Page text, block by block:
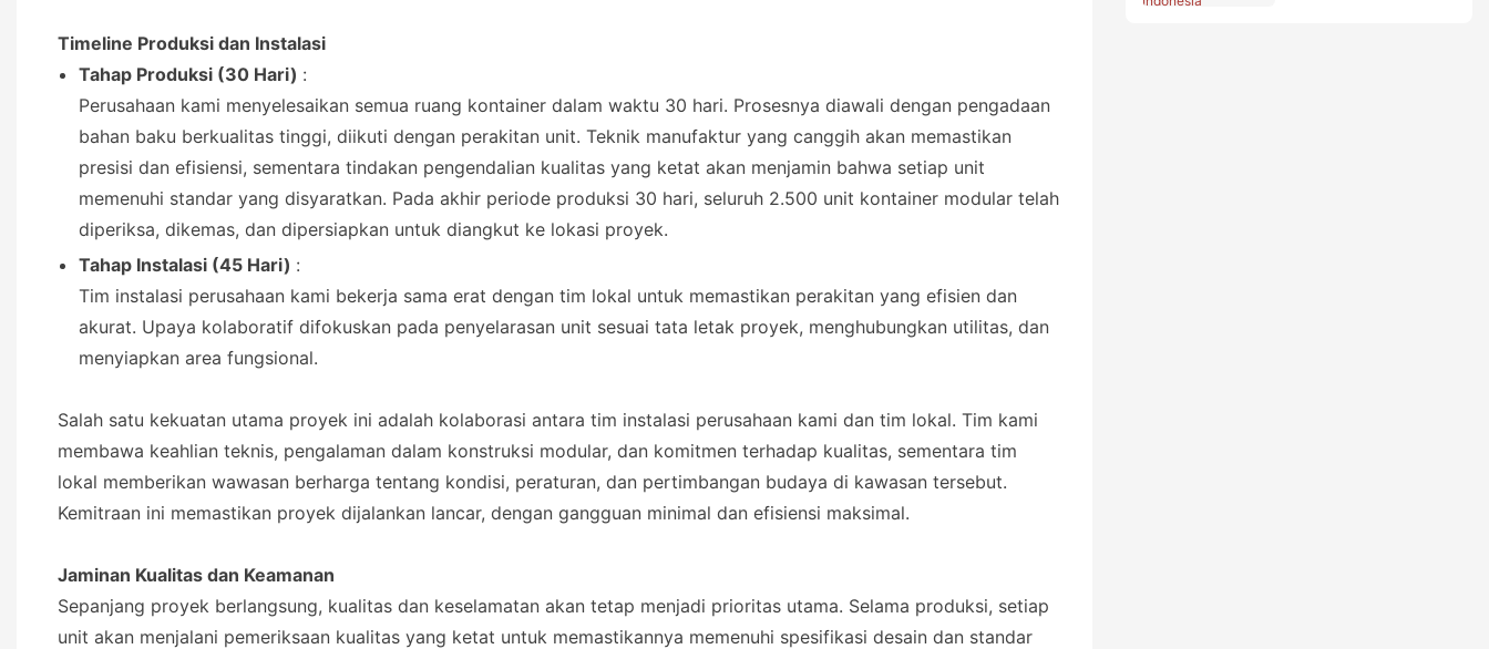
Timeline Produksi dan Instalasi
Tahap Produksi (30 Hari) :
Perusahaan kami menyelesaikan semua ruang kontainer dalam waktu 30 hari. Prosesnya diawali dengan pengadaan
bahan baku berkualitas tinggi, diikuti dengan perakitan unit. Teknik manufaktur yang canggih akan memastikan
presisi dan efisiensi, sementara tindakan pengendalian kualitas yang ketat akan menjamin bahwa setiap unit
memenuhi standar yang disyaratkan. Pada akhir periode produksi 30 hari, seluruh 2.500 unit kontainer modular telah
diperiksa, dikemas, dan dipersiapkan untuk diangkut ke lokasi proyek.
Tahap Instalasi (45 Hari) :
Tim instalasi perusahaan kami bekerja sama erat dengan tim lokal untuk memastikan perakitan yang efisien dan
akurat. Upaya kolaboratif difokuskan pada penyelarasan unit sesuai tata letak proyek, menghubungkan utilitas, dan
menyiapkan area fungsional.
Salah satu kekuatan utama proyek ini adalah kolaborasi antara tim instalasi perusahaan kami dan tim lokal. Tim kami
membawa keahlian teknis, pengalaman dalam konstruksi modular, dan komitmen terhadap kualitas, sementara tim
lokal memberikan wawasan berharga tentang kondisi, peraturan, dan pertimbangan budaya di kawasan tersebut.
Kemitraan ini memastikan proyek dijalankan lancar, dengan gangguan minimal dan efisiensi maksimal.
Jaminan Kualitas dan Keamanan
Sepanjang proyek berlangsung, kualitas dan keselamatan akan tetap menjadi prioritas utama. Selama produksi, setiap
unit akan menjalani pemeriksaan kualitas yang ketat untuk memastikannya memenuhi spesifikasi desain dan standar